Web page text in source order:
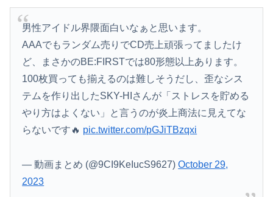
男性アイドル界隈面白いなぁと思います。
AAAでもランダム売りでCD売上頑張ってましたけ
ど、まさかのBE:FIRSTでは80形態以上あります。
100枚買っても揃えるのは難しそうだし、歪なシス
テムを作り出したSKY-HIさんが「ストレスを貯める
やり方はよくない」と言うのが炎上商法に見えてな
らないです🔥 pic.twitter.com/pGJiTBzqxi
— 動画まとめ (@9CI9KeIucS9627)October 29,
2023